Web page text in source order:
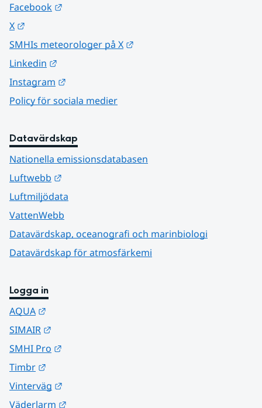
Facebook
X
SMHIs meteorologer på X
Linkedin
Instagram
Policy för sociala medier
Datavärdskap
Nationella emissionsdatabasen
Luftwebb
Luftmiljödata
VattenWebb
Datavärdskap, oceanografi och marinbiologi
Datavärdskap för atmosfärkemi
Logga in
AQUA
SIMAIR
SMHI Pro
Timbr
Vinterväg
Väderlarm